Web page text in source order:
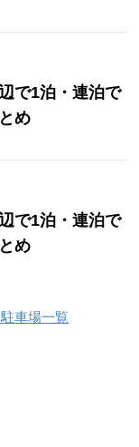
で1泊・連泊で
め
で1泊・連泊で
め
車場一覧